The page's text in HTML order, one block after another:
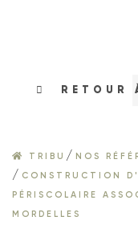
RETOUR
TRIBU / NOS
/ CONSTRUCTION
PÉRISCOLAIRE
MORDELLES